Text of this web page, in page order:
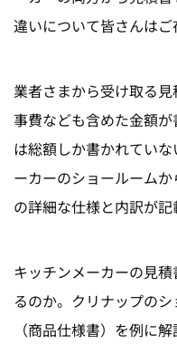
違いについて皆さんはご
業者さまから受け取る
事費なども含めた金額
は総額しか書かれてい
ーカーのショールーム
の詳細な仕様と内訳が記
キッチンメーカーの見
るのか。クリナップの
（商品仕様書）を例に解